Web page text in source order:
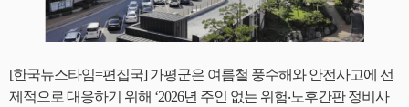
[한국뉴스타임=편집국] 가평군은 여름철 풍수해와 안전사고에 선
제적으로 대응하기 위해 ‘2026년 주인 없는 위험‧노후간판 정비사